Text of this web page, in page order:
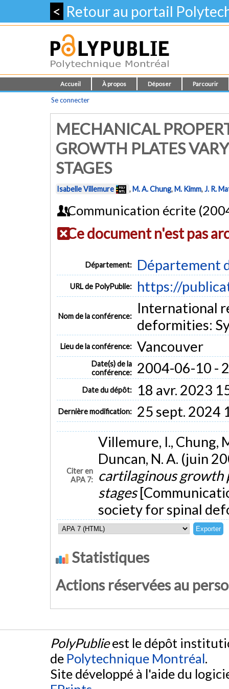
< Retour au portail
Accueil À propos Déposer Parcourir
Se connecter
MECHANICAL
GROWTH PLATES
STAGES
Isabelle Villemure ,M. A. Chung,M. Kimm,J. R.
Communication écrite
Ce document n'est pas
Département: Département
URL de PolyPublie: https://
Nom de la conférence:
International
deformities:
Lieu de la conférence: Vancouver
Date(s) de la
conférence:
2004-06-10 -
Date du dépôt: 18 avr. 2023
Dernière modification: 25 sept. 2024
Citer en
APA 7:
Villemure, I., Chung,
Duncan, N. A. (juin
cartilaginous growth
stages
society for spinal
Statistiques
Actions réservées au
PolyPublieest le dépôt
de Polytechnique Montréal.
Site développé à l'aide du